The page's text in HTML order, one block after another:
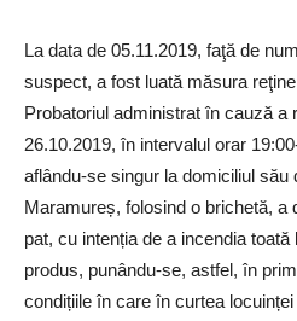
La data de 05.11.2019, faţă de
suspect, a fost luată măsura
Probatoriul administrat în cauză a
26.10.2019, în intervalul orar
aflându-se singur la domiciliul său
Maramureș, folosind o brichetă, a
pat, cu intenția de a incendia
produs, punându-se, astfel, în
condițiile în care în curtea